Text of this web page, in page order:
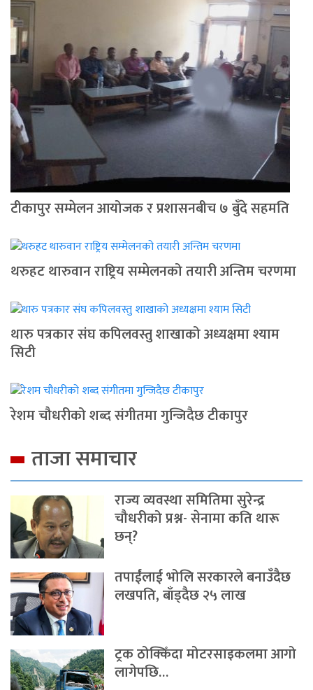
टीकापुर सम्मेलन आयोजक र प्रशासनबीच ७ बुँदे सहमति
थरुहट थारुवान राष्ट्रिय सम्मेलनको तयारी अन्तिम चरणमा
थारु पत्रकार संघ कपिलवस्तु शाखाको अध्यक्षमा श्याम
सिटी
रेशम चौधरीको शब्द संगीतमा गुन्जिदैछ टीकापुर
ताजा समाचार
राज्य व्यवस्था समितिमा सुरेन्द्र
चौधरीको प्रश्न- सेनामा कति थारू
छन्?
तपाईंलाई भोलि सरकारले बनाउँदैछ
लखपति, बाँड्दैछ २५ लाख
ट्रक ठोक्किँदा मोटरसाइकलमा आगो
लागेपछि…